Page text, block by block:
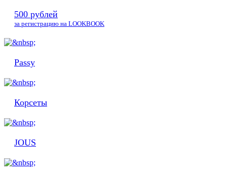
500 рублей
за регистрацию на LOOKBOOK
Passy
Корсеты
JOUS